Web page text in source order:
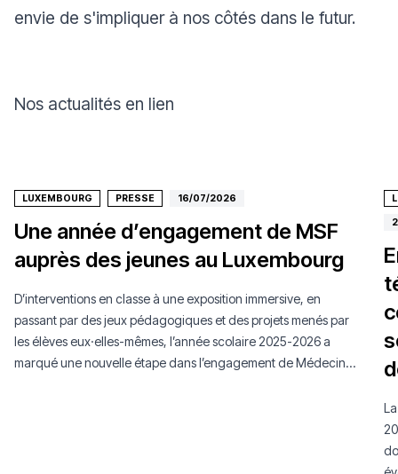
envie de s'impliquer à nos côtés dans le futur.
Nos actualités en lien
LUXEMBOURG PRESSE 16/07/2026
Une année d’engagement de MSF
auprès des jeunes au Luxembourg
D’interventions en classe à une exposition immersive, en
passant par des jeux pédagogiques et des projets menés par
les élèves eux·elles-mêmes, l’année scolaire 2025-2026 a
marqué une nouvelle étape dans l’engagement de Médecins